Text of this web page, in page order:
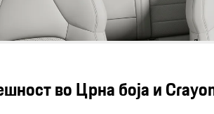
во Црна боја и